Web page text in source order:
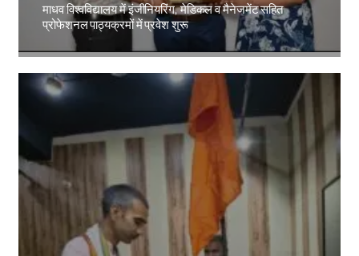
माधव विश्वविद्यालय में इंजीनियरिंग, मेडिकल व मैनेजमेंट सहित
प्रोफेशनल पाठ्यक्रमों में प्रवेश शुरू
Amit Lekh